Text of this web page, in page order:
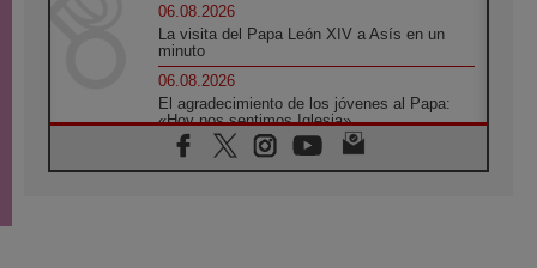
06.08.2026
La visita del Papa León XIV a Asís en un
minuto
06.08.2026
El agradecimiento de los jóvenes al Papa:
«Hoy nos sentimos Iglesia»
06.08.2026
Líbano: Reanudan los coloquios en Roma en